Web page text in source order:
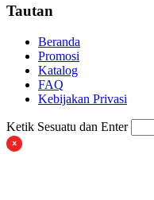
Tautan
Beranda
Promosi
Katalog
FAQ
Kebijakan Privasi
Ketik Sesuatu dan Enter